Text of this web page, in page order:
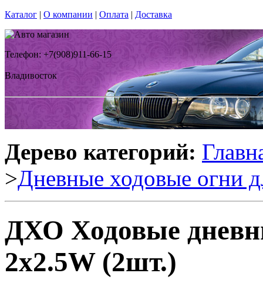
Каталог | О компании | Оплата | Доставка
Телефон: +7(908)911-66-15
Владивосток
Дерево категорий:
>Дневные ходовые огни
ДХО Ходовые
2x2.5W (2шт.)